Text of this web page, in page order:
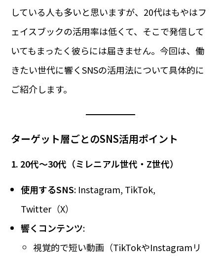
している人も多いと思いますが、20代はもやはフ
ェイスブックの活用率は低くて、そこで発信して
いてもまったく彼らには届きません。今回は、働
きたい世代に響くSNSの活用法について具体的に
ご紹介します。
ターゲット層ごとのSNS活用ポイント
1. 20代～30代（ミレニアル世代・Z世代）
使用するSNS: Instagram, TikTok,
Twitter（X）
響くコンテンツ:
視覚的で短い動画（TikTokやInstagramリ